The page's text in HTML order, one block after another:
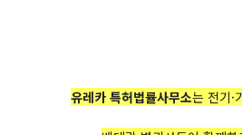
유레카 특허법률사무소는 전기·